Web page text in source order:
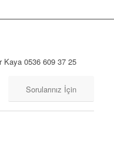
Kaya 0536 609 37 25
Sorularınız İçin